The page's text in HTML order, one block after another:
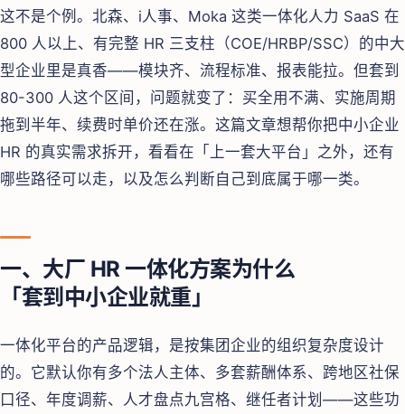
这不是个例。北森、i人事、Moka 这类一体化人力 SaaS 在
800 人以上、有完整 HR 三支柱（COE/HRBP/SSC）的中大
型企业里是真香——模块齐、流程标准、报表能拉。但套到
80-300 人这个区间，问题就变了：买全用不满、实施周期
拖到半年、续费时单价还在涨。这篇文章想帮你把中小企业
HR 的真实需求拆开，看看在「上一套大平台」之外，还有
哪些路径可以走，以及怎么判断自己到底属于哪一类。
一、大厂 HR 一体化方案为什么
「套到中小企业就重」
一体化平台的产品逻辑，是按集团企业的组织复杂度设计
的。它默认你有多个法人主体、多套薪酬体系、跨地区社保
口径、年度调薪、人才盘点九宫格、继任者计划——这些功